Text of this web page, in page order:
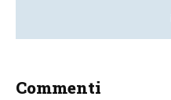
Commenti